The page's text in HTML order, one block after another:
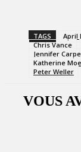
TAGS April
Chris Vance
Jennifer
Katherine
Peter Weller
VOUS